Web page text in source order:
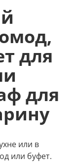
для
для
или в
или буфет.